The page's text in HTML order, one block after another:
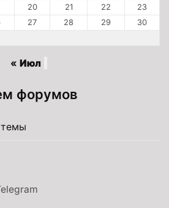
20 21 22
23
27 28 29
30
« Июл
форумов